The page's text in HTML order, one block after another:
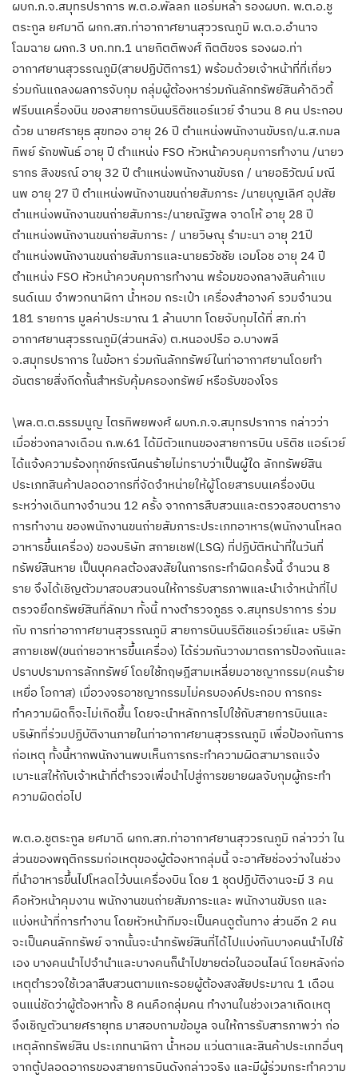
ผบก.ภ.จ.สมุทรปราการ พ.ต.อ.พัลลภ แอร่มหล้า รองผบก. พ.ต.อ.ชู
ตระกูล ยศมาดี ผกก.สภ.ท่าอากาศยานสุววรณภูมิ พ.ต.อ.อำนาจ
โฉมฉาย ผกก.3 บก.ทท.1 นายกิตติพงศ์ กิตติขจร รองผอ.ท่า
อากาศยานสุวรรณภูมิ(สายปฏิบัติการ1) พร้อมด้วยเจ้าหน้าที่ที่เกี่ยว
ร่วมกันแถลงผลการจับกุม กลุ่มผู้ต้องหาร่วมกันลักทรัพย์สินค้าดิวตี้
ฟรีบนเครื่องบิน ของสายการบินบริติชแอร์แวย์ จำนวน 8 คน ประกอบ
ด้วย นายศรายุธ สุขทอง อายุ 26 ปี ตำแหน่งพนักงานขับรถ/น.ส.กมล
ทิพย์ รักขพันธ์ อายุ ปี ตำแหน่ง FSO หัวหน้าควบคุมการทำงาน /นายว
รากร สิงขรณ์ อายุ 32 ปี ตำแหน่งพนักงานขับรถ / นายอธิวัฒน์ มณี
นพ อายุ 27 ปี ตำแหน่งพนักงานขนถ่ายสัมภาระ /นายบุญเลิศ อุปสัย
ตำแหน่งพนักงานขนถ่ายสัมภาระ/นายณัฐพล จาดโห้ อายุ 28 ปี
ตำแหน่งพนักงานขนถ่ายสัมภาระ / นายวิษณุ รำมะนา อายุ 21ปี
ตำแหน่งพนักงานขนถ่ายสัมภารและนายธวัชชัย เอมโอช อายุ 24 ปี
ตำแหน่ง FSO หัวหน้าควบคุมการทำงาน พร้อมของกลางสินค้าแบ
รนด์เนม จำพวกนาฬิกา น้ำหอม กระเป๋า เครื่องสำอางค์ รวมจำนวน
181 รายการ มูลค่าประมาณ 1 ล้านบาท โดยจับกุมได้ที่ สภ.ท่า
อากาศยานสุวรรณภูมิ(ส่วนหลัง) ต.หนองปรือ อ.บางพลี
จ.สมุทรปราการ ในข้อหา ร่วมกันลักทรัพย์ในท่าอากาศยานโดยทำ
อันตรายสิ่งกีดกั้นสำหรับคุ้มครองทรัพย์ หรือรับของโจร
\พล.ต.ต.ธรรมนูญ ไตรทิพยพงศ์ ผบก.ภ.จ.สมุทรปราการ กล่าวว่า
เมื่อช่วงกลางเดือน ก.พ.61 ได้มีตัวแทนของสายการบิน บริติช แอร์เวย์
ได้แจ้งความร้องทุกข์กรณีคนร้ายไม่ทราบว่าเป็นผู้ใด ลักทรัพย์สิน
ประเภทสินค้าปลอดอากรที่จัดจำหน่ายให้ผู้โดยสารบนเครื่องบิน
ระหว่างเดินทางจำนวน 12 ครั้ง จากการสืบสวนและตรวจสอบตาราง
การทำงาน ของพนักงานขนถ่ายสัมภาระประเภทอาหาร(พนักงานโหลด
อาหารขึ้นเครื่อง) ของบริษัท สกายเชฟ(LSG) ที่ปฏิบัติหน้าที่ในวันที่
ทรัพย์สินหาย เป็นบุคคลต้องสงสัยในการกระทำผิดครั้งนี้ จำนวน 8
ราย จึงได้เชิญตัวมาสอบสวนจนให้การรับสารภาพและนำเจ้าหน้าที่ไป
ตรวจยึดทรัพย์สินที่ลักมา ทั้งนี้ ทางตำรวจภูธร จ.สมุทรปราการ ร่วม
กับ การท่าอากาศยานสุวรรณภูมิ สายการบินบริติชแอร์เวย์และ บริษัท
สกายเชฟ(ขนถ่ายอาหารขึ้นเครื่อง) ได้ร่วมกันวางมาตรการป้องกันและ
ปราบปรามการลักทรัพย์ โดยใช้ทฤษฎีสามเหลี่ยมอาชญากรรม(คนร้าย
เหยื่อ โอกาส) เมื่อวงจรอาชญากรรมไม่ครบองค์ประกอบ การกระ
ทำความผิดก็จะไม่เกิดขึ้น โดยจะนำหลักการไปใช้กับสายการบินและ
บริษัทที่ร่วมปฏิบัติงานภายในท่าอากาศยานสุวรรณภูมิ เพื่อป้องกันการ
ก่อเหตุ ทั้งนี้หากพนักงานพบเห็นการกระทำความผิดสามารถแจ้ง
เบาะแสให้กับเจ้าหน้าที่ตำรวจเพื่อนำไปสู่การขยายผลจับกุมผู้กระทำ
ความผิดต่อไป
พ.ต.อ.ชูตระกูล ยศมาดี ผกก.สภ.ท่าอากาศยานสุววรณภูมิ กล่าวว่า ใน
ส่วนของพฤติกรรมก่อเหตุของผู้ต้องหากลุ่มนี้ จะอาศัยช่องว่างในช่วง
ที่นำอาหารขึ้นไปโหลดไว้บนเครื่องบิน โดย 1 ชุดปฏิบัติงานจะมี 3 คน
คือหัวหน้าคุมงาน พนักงานขนถ่ายสัมภาระและ พนักงานขับรถ และ
แบ่งหน้าที่การทำงาน โดยหัวหน้าทีมจะเป็นคนดูต้นทาง ส่วนอีก 2 คน
จะเป็นคนลักทรัพย์ จากนั้นจะนำทรัพย์สินที่ได้ไปแบ่งกันบางคนนำไปใช้
เอง บางคนนำไปจำนำและบางคนก็นำไปขายต่อในออนไลน์ โดยหลังก่อ
เหตุตำรวจใช้เวลาสืบสวนตามแกะรอยผู้ต้องสงสัยประมาณ 1 เดือน
จนแน่ชัดว่าผู้ต้องหาทั้ง 8 คนคือกลุ่มคน ทำงานในช่วงเวลาเกิดเหตุ
จึงเชิญตัวนายศรายุทธ มาสอบถามข้อมูล จนให้การรับสารภาพว่า ก่อ
เหตุลักทรัพย์สิน ประเภทนาฬิกา น้ำหอม แว่นตาและสินค้าประเภทอื่นๆ
จากตู้ปลอดอากรของสายการบินดังกล่าวจริง และมีผู้ร่วมกระทำความ